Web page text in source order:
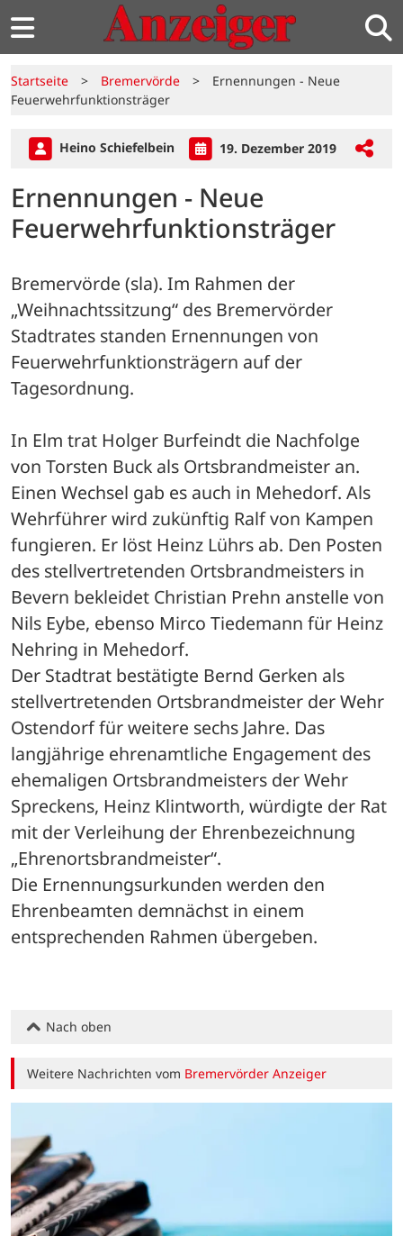
Startseite > Bremervörde >
Ernennungen - Neue
Feuerwehrfunktionsträger
Heino Schiefelbein 19. Dezember 2019
Ernennungen - Neue
Feuerwehrfunktionsträger
Bremervörde (sla). Im Rahmen der
„Weihnachtssitzung“ des Bremervörder
Stadtrates standen Ernennungen von
Feuerwehrfunktionsträgern auf der
Tagesordnung.
In Elm trat Holger Burfeindt die Nachfolge
von Torsten Buck als Ortsbrandmeister an.
Einen Wechsel gab es auch in Mehedorf. Als
Wehrführer wird zukünftig Ralf von Kampen
fungieren. Er löst Heinz Lührs ab. Den Posten
des stellvertretenden Ortsbrandmeisters in
Bevern bekleidet Christian Prehn anstelle von
Nils Eybe, ebenso Mirco Tiedemann für Heinz
Nehring in Mehedorf.
Der Stadtrat bestätigte Bernd Gerken als
stellvertretenden Ortsbrandmeister der Wehr
Ostendorf für weitere sechs Jahre. Das
langjährige ehrenamtliche Engagement des
ehemaligen Ortsbrandmeisters der Wehr
Spreckens, Heinz Klintworth, würdigte der Rat
mit der Verleihung der Ehrenbezeichnung
„Ehrenortsbrandmeister“.
Die Ernennungsurkunden werden den
Ehrenbeamten demnächst in einem
entsprechenden Rahmen übergeben.
Nach oben
Weitere Nachrichten vom Bremervörder Anzeiger